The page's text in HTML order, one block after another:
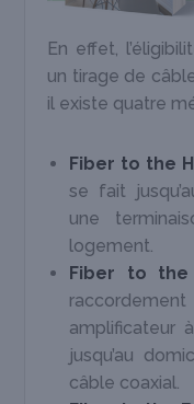
En effet,
un tirage de
il existe quatre
Fiber to the
se fait
une
logement.
Fiber to the
amplificateur
jusqu’au
câble coaxial.